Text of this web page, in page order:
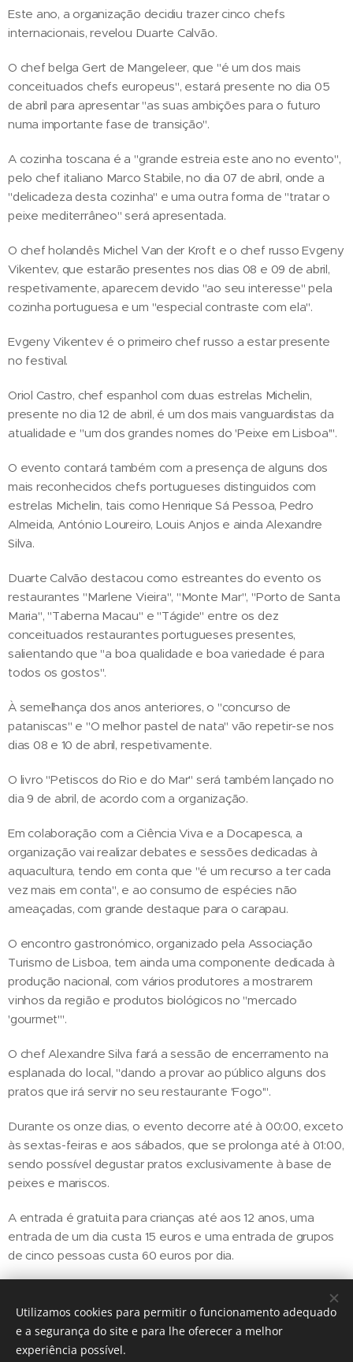
Este ano, a organização decidiu trazer cinco chefs
internacionais, revelou Duarte Calvão.
O chef belga Gert de Mangeleer, que "é um dos mais
conceituados chefs europeus", estará presente no dia 05
de abril para apresentar "as suas ambições para o futuro
numa importante fase de transição".
A cozinha toscana é a "grande estreia este ano no evento",
pelo chef italiano Marco Stabile, no dia 07 de abril, onde a
"delicadeza desta cozinha" e uma outra forma de "tratar o
peixe mediterrâneo" será apresentada.
O chef holandês Michel Van der Kroft e o chef russo Evgeny
Vikentev, que estarão presentes nos dias 08 e 09 de abril,
respetivamente, aparecem devido "ao seu interesse" pela
cozinha portuguesa e um "especial contraste com ela".
Evgeny Vikentev é o primeiro chef russo a estar presente
no festival.
Oriol Castro, chef espanhol com duas estrelas Michelin,
presente no dia 12 de abril, é um dos mais vanguardistas da
atualidade e "um dos grandes nomes do 'Peixe em Lisboa'".
O evento contará também com a presença de alguns dos
mais reconhecidos chefs portugueses distinguidos com
estrelas Michelin, tais como Henrique Sá Pessoa, Pedro
Almeida, António Loureiro, Louis Anjos e ainda Alexandre
Silva.
Duarte Calvão destacou como estreantes do evento os
restaurantes "Marlene Vieira", "Monte Mar", "Porto de Santa
Maria", "Taberna Macau" e "Tágide" entre os dez
conceituados restaurantes portugueses presentes,
salientando que "a boa qualidade e boa variedade é para
todos os gostos".
À semelhança dos anos anteriores, o "concurso de
pataniscas" e "O melhor pastel de nata" vão repetir-se nos
dias 08 e 10 de abril, respetivamente.
O livro "Petiscos do Rio e do Mar" será também lançado no
dia 9 de abril, de acordo com a organização.
Em colaboração com a Ciência Viva e a Docapesca, a
organização vai realizar debates e sessões dedicadas à
aquacultura, tendo em conta que "é um recurso a ter cada
vez mais em conta", e ao consumo de espécies não
ameaçadas, com grande destaque para o carapau.
O encontro gastronómico, organizado pela Associação
Turismo de Lisboa, tem ainda uma componente dedicada à
produção nacional, com vários produtores a mostrarem
vinhos da região e produtos biológicos no "mercado
'gourmet'".
O chef Alexandre Silva fará a sessão de encerramento na
esplanada do local, "dando a provar ao público alguns dos
pratos que irá servir no seu restaurante 'Fogo'".
Durante os onze dias, o evento decorre até à 00:00, exceto
às sextas-feiras e aos sábados, que se prolonga até à 01:00,
sendo possível degustar pratos exclusivamente à base de
peixes e mariscos.
A entrada é gratuita para crianças até aos 12 anos, uma
entrada de um dia custa 15 euros e uma entrada de grupos
de cinco pessoas custa 60 euros por dia.
Share
Utilizamos cookies para permitir o funcionamento adequado
e a segurança do site e para lhe oferecer a melhor
experiência possível.